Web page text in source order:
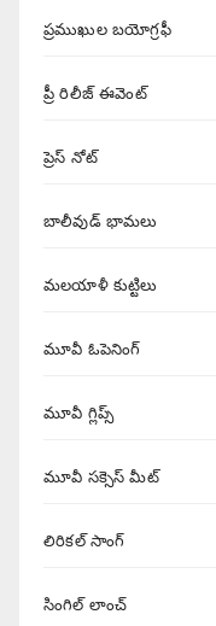
ప్రముఖుల బయోగ్రఫీ
ప్రీ రిలీజ్ ఈవెంట్
ప్రెస్ నోట్
బాలీవుడ్ భామలు
మలయాళీ కుట్టిలు
మూవీ ఓపెనింగ్
మూవీ గ్లిప్స్
మూవీ సక్సెస్ మీట్
లిరికల్ సాంగ్
సింగిల్ లాంచ్